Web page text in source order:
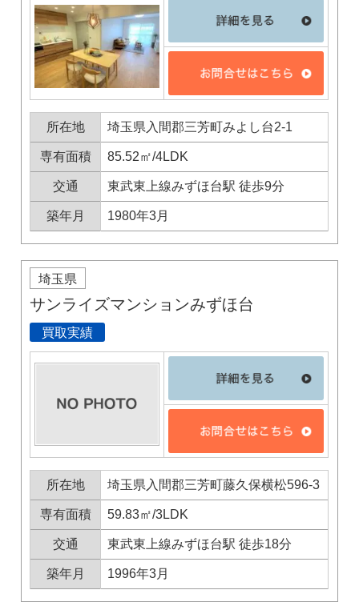
×
無料査定・売却相談
東京本社 0120-900-881
0120-711-018
所在地 埼玉県入間郡三芳町みよし台2-1
専有面積 85.52㎡/4LDK
交通 東武東上線みずほ台駅 徒歩9分
築年月 1980年3月
埼玉県
サンライズマンションみずほ台
買取実績
所在地 埼玉県入間郡三芳町藤久保横松596-3
専有面積 59.83㎡/3LDK
交通 東武東上線みずほ台駅 徒歩18分
築年月 1996年3月